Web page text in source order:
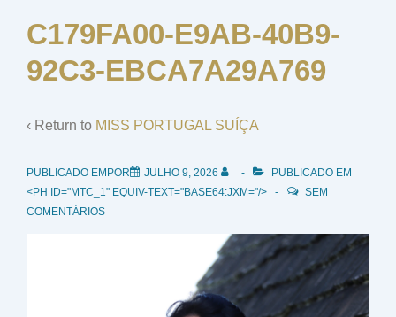
C179FA00-E9AB-40B9-
92C3-EBCA7A29A769
‹ Return to MISS PORTUGAL SUÍÇA
PUBLICADO EMPOR JULHO 9, 2026
PUBLICADO EM
<PH ID="MTC_1" EQUIV-TEXT="BASE64:JXM="/>
SEM
COMENTÁRIOS